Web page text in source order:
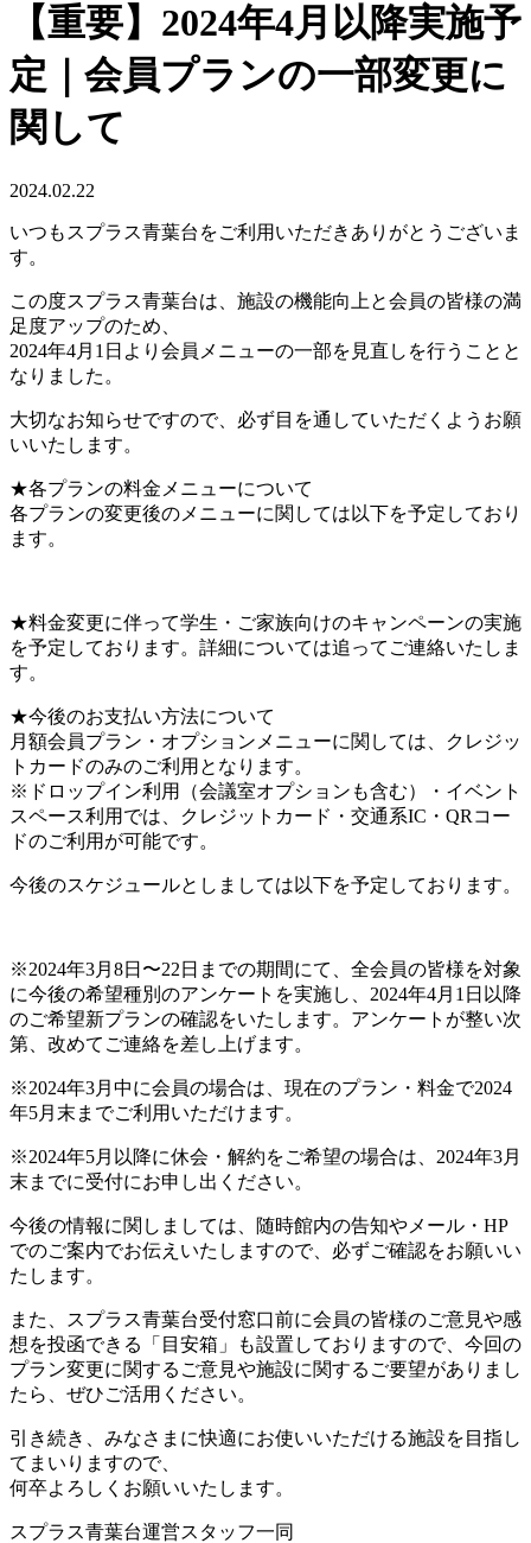
【重要】2024年4月以降実施予
定｜会員プランの一部変更に
関して
2024.02.22
いつもスプラス青葉台をご利用いただきありがとうございま
す。
この度スプラス青葉台は、施設の機能向上と会員の皆様の満
足度アップのため、
2024年4月1日より会員メニューの一部を見直しを行うことと
なりました。
大切なお知らせですので、必ず目を通していただくようお願
いいたします。
★各プランの料金メニューについて
各プランの変更後のメニューに関しては以下を予定しており
ます。
★料金変更に伴って学生・ご家族向けのキャンペーンの実施
を予定しております。詳細については追ってご連絡いたしま
す。
★今後のお支払い方法について
月額会員プラン・オプションメニューに関しては、クレジッ
トカードのみのご利用となります。
※ドロップイン利用（会議室オプションも含む）・イベント
スペース利用では、クレジットカード・交通系IC・QRコー
ドのご利用が可能です。
今後のスケジュールとしましては以下を予定しております。
※2024年3月8日〜22日までの期間にて、全会員の皆様を対象
に今後の希望種別のアンケートを実施し、2024年4月1日以降
のご希望新プランの確認をいたします。アンケートが整い次
第、改めてご連絡を差し上げます。
※2024年3月中に会員の場合は、現在のプラン・料金で2024
年5月末までご利用いただけます。
※2024年5月以降に休会・解約をご希望の場合は、2024年3月
末までに受付にお申し出ください。
今後の情報に関しましては、随時館内の告知やメール・HP
でのご案内でお伝えいたしますので、必ずご確認をお願いい
たします。
また、スプラス青葉台受付窓口前に会員の皆様のご意見や感
想を投函できる「目安箱」も設置しておりますので、今回の
プラン変更に関するご意見や施設に関するご要望がありまし
たら、ぜひご活用ください。
引き続き、みなさまに快適にお使いいただける施設を目指し
てまいりますので、
何卒よろしくお願いいたします。
スプラス青葉台運営スタッフ一同